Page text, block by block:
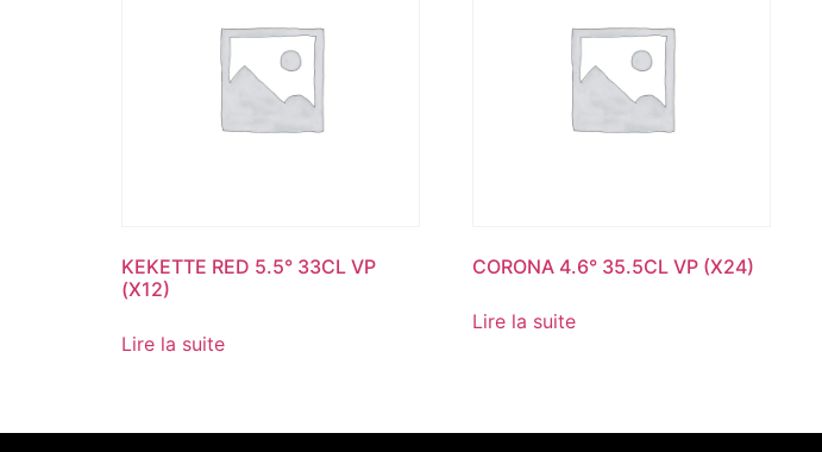
KEKETTE RED 5.5° 33CL VP
(X12)
Lire la suite
CORONA 4.6° 35.5CL VP (X24)
Lire la suite